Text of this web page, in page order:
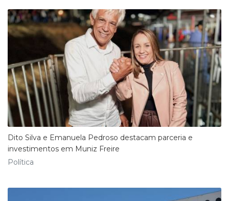
Dito Silva e Emanuela Pedroso destacam parceria e
investimentos em Muniz Freire
Política